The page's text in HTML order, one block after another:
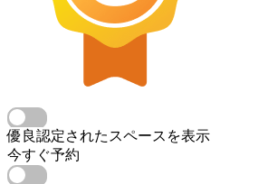
優良認定されたスペースを表示
今すぐ予約